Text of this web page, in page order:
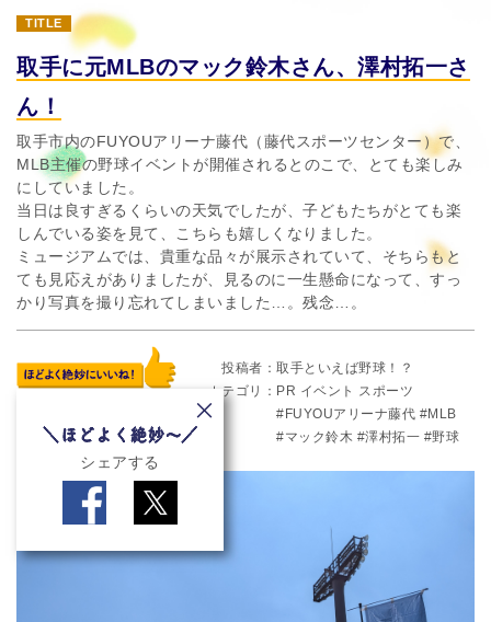
TITLE
取手に元MLBのマック鈴木さん、澤村拓一さ
ん！
取手市内のFUYOUアリーナ藤代（藤代スポーツセンター）で、
MLB主催の野球イベントが開催されるとのこで、とても楽しみ
にしていました。
当日は良すぎるくらいの天気でしたが、子どもたちがとても楽
しんでいる姿を見て、こちらも嬉しくなりました。
ミュージアムでは、貴重な品々が展示されていて、そちらもと
ても見応えがありましたが、見るのに一生懸命になって、すっ
かり写真を撮り忘れてしまいました…。残念…。
シェアする
投稿者
取手といえば野球！？
カテゴリ
PR イベント スポーツ
FUYOUアリーナ藤代
MLB
マック鈴木
澤村拓一 野球